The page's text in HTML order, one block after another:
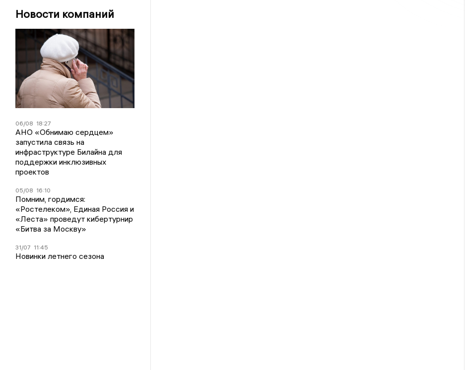
Новости компаний
06/08 18:27
АНО «Обнимаю сердцем»
запустила связь на
инфраструктуре Билайна для
поддержки инклюзивных
проектов
05/08 16:10
Помним, гордимся:
«Ростелеком», Единая Россия и
«Леста» проведут кибертурнир
«Битва за Москву»
31/07 11:45
Новинки летнего сезона